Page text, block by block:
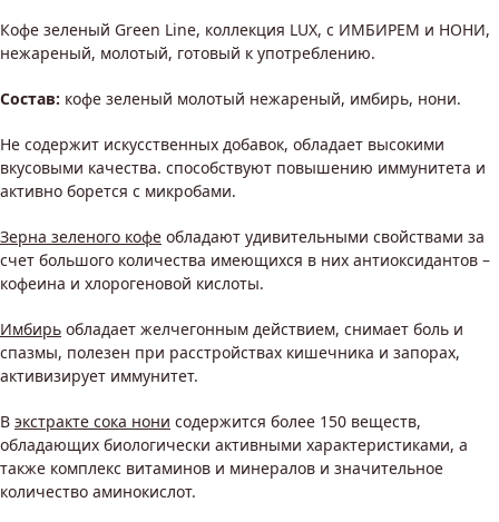
Кофе зеленый Green Line, коллекция LUX, с ИМБИРЕМ и НОНИ,
нежареный, молотый, готовый к употреблению.
Состав: кофе зеленый молотый нежареный, имбирь, нони.
Не содержит искусственных добавок, обладает высокими
вкусовыми качества. способствуют повышению иммунитета и
активно борется с микробами.
Зерна зеленого кофе обладают удивительными свойствами за
счет большого количества имеющихся в них антиоксидантов –
кофеина и хлорогеновой кислоты.
Имбирь обладает желчегонным действием, снимает боль и
спазмы, полезен при расстройствах кишечника и запорах,
активизирует иммунитет.
В экстракте сока нони содержится более 150 веществ,
обладающих биологически активными характеристиками, а
также комплекс витаминов и минералов и значительное
количество аминокислот.